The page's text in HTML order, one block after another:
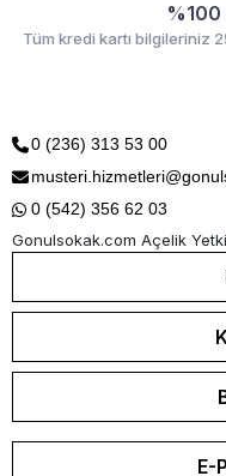
%100
Tüm kredi kartı bilgileriniz
0 (236) 313 53 00
0 (542) 356 62 03
Gonulsokak.com Açelik Yetkili
E-